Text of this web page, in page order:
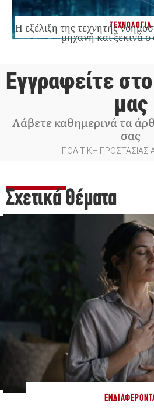
ΤΕΧΝΟΛΟΓΙΑ
Η εξέλιξη της τεχνητής
μηχανή και ξεκινά
Εγγραφείτε
μας
Λάβετε καθημερινά τα
σας
ΠΟΛΙΤΙΚΗ
Σχετικά Θέματα